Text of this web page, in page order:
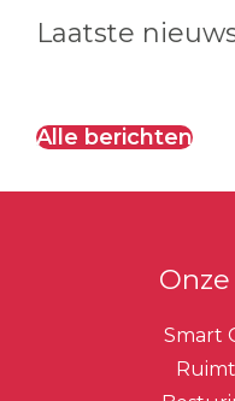
website
Laatste
Alle berichten
Smart